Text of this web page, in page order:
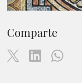
Comparte